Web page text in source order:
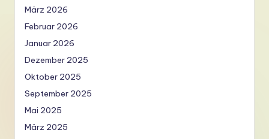
März 2026
Februar 2026
Januar 2026
Dezember 2025
Oktober 2025
September 2025
Mai 2025
März 2025